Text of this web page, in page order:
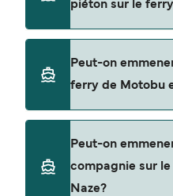
notre page d'offres
promotions
piéton sur le
piéton de Motobu à
Peut-on
ferry de Motobu
ferry entre Motobu et
Peut-on
compagnie sur
Naze?